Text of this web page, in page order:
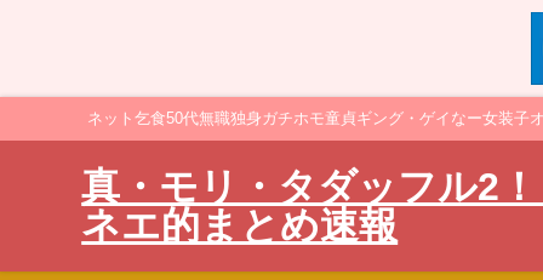
ネット乞食50代無職独身ガチホモ童貞ギング・ゲイなー女装子
真・モリ・タダッフル2
ネエ的まとめ速報